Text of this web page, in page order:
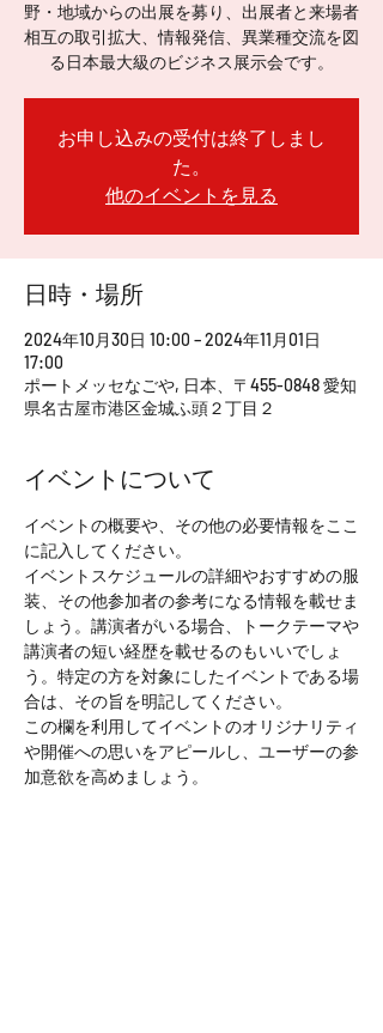
野・地域からの出展を募り、出展者と来場者
相互の取引拡大、情報発信、異業種交流を図
る日本最大級のビジネス展示会です。
お申し込みの受付は終了しまし
た。
他のイベントを見る
日時・場所
2024年10月30日 10:00 – 2024年11月01日
17:00
ポートメッセなごや, 日本、〒455-0848 愛知
県名古屋市港区金城ふ頭２丁目２
イベントについて
イベントの概要や、その他の必要情報をここ
に記入してください。
イベントスケジュールの詳細やおすすめの服
装、その他参加者の参考になる情報を載せま
しょう。講演者がいる場合、トークテーマや
講演者の短い経歴を載せるのもいいでしょ
う。特定の方を対象にしたイベントである場
合は、その旨を明記してください。
この欄を利用してイベントのオリジナリティ
や開催への思いをアピールし、ユーザーの参
加意欲を高めましょう。